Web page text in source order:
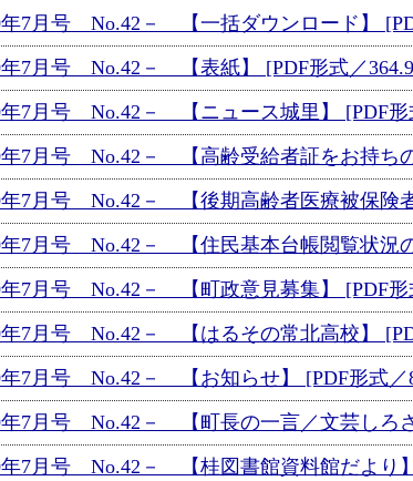
7月号 No.42－ 【一括ダウンロード】
7月号 No.42－ 【表紙】 [PDF形式／
7月号 No.42－ 【ニュース城里】 [PDF形
7月号 No.42－ 【高齢受給者証をお持ち
7月号 No.42－ 【後期高齢者医療被保険
7月号 No.42－ 【住民基本台帳閲覧状況
7月号 No.42－ 【町政意見募集】 [PDF形
7月号 No.42－ 【はるその常北高校】
7月号 No.42－ 【お知らせ】 [PDF形式／
7月号 No.42－ 【町長の一言／文芸しろ
7月号 No.42－ 【桂図書館資料館だより